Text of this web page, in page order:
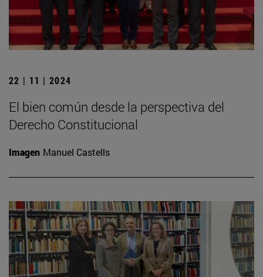
22 | 11 | 2024
El bien común desde la perspectiva del
Derecho Constitucional
Imagen Manuel Castells